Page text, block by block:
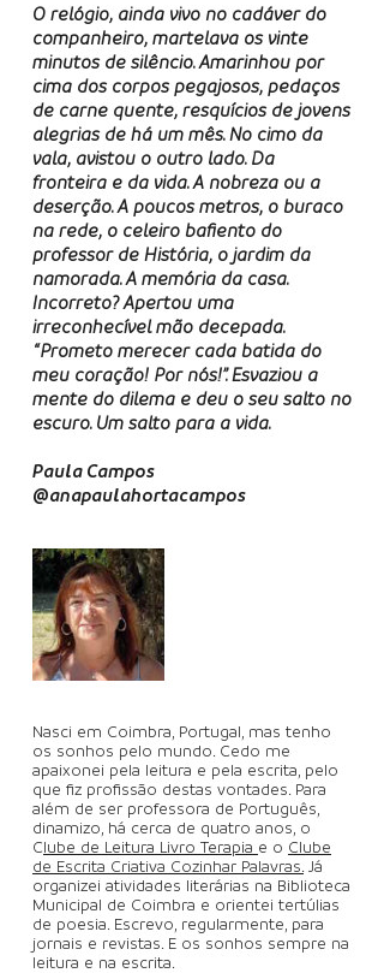
O relógio, ainda vivo no cadáver do
companheiro, martelava os vinte
minutos de silêncio. Amarinhou por
cima dos corpos pegajosos, pedaços
de carne quente, resquícios de jovens
alegrias de há um mês. No cimo da
vala, avistou o outro lado. Da
fronteira e da vida. A nobreza ou a
deserção. A poucos metros, o buraco
na rede, o celeiro baﬁento do
professor de História, o jardim da
namorada. A memória da casa.
Incorreto? Apertou uma
irreconhecível mão decepada.
“Prometo merecer cada batida do
meu coração! Por nós!”. Esvaziou a
mente do dilema e deu o seu salto no
escuro. Um salto para a vida.
Paula Campos
@anapaulahortacampos
Nasci em Coimbra, Portugal, mas tenho
os sonhos pelo mundo. Cedo me
apaixonei pela leitura e pela escrita, pelo
que ﬁz proﬁssão destas vontades. Para
além de ser professora de Português,
dinamizo, há cerca de quatro anos, o
Clube de Leitura Livro Terapia e o Clube
de Escrita Criativa Cozinhar Palavras. Já
organizei atividades literárias na Biblioteca
Municipal de Coimbra e orientei tertúlias
de poesia. Escrevo, regularmente, para
jornais e revistas. E os sonhos sempre na
leitura e na escrita.